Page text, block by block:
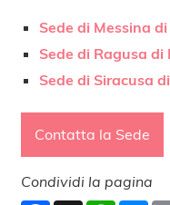
Sede di Messina
Sede di Ragusa
Sede di Siracusa
Contatta la Sede
Condividi la pagina